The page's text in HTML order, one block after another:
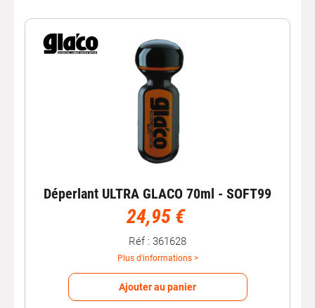
Déperlant ULTRA GLACO 70ml - SOFT99
24,95 €
Réf : 361628
Plus d'informations >
Ajouter au panier